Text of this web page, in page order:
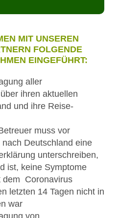
MIT UNSEREN
FOLGENDE
EINGEFÜHRT:
aller
ihren aktuellen
und ihre Reise-
muss vor
Deutschland eine
unterschreiben,
ist, keine Symptome
dem Coronavirus
letzten 14 Tagen nicht in
war
von